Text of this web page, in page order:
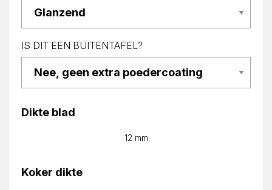
IS DIT EEN BUITENTAFEL?
Dikte blad
12 mm
Koker dikte